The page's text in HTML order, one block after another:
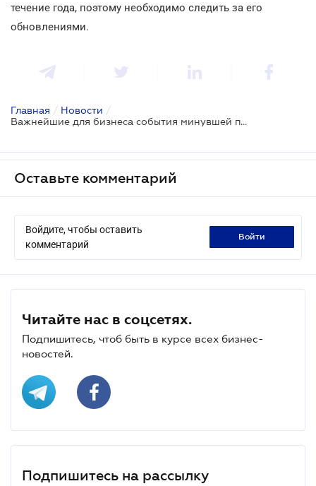
течение года, поэтому необходимо следить за его
обновлениями.
Главная / Новости /
Важнейшие для бизнеса события минувшей правовой недели
Оставьте комментарий
Войдите, чтобы оставить
комментарий
войти
Читайте нас в соцсетях.
Подпишитесь, чтоб быть в курсе всех бизнес-
новостей.
Подпишитесь на рассылку